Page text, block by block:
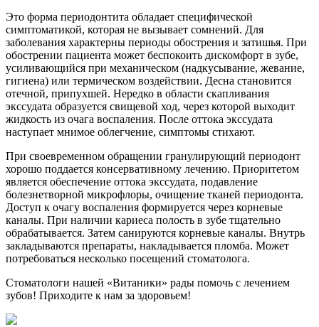
Это форма периодонтита обладает специфической
симптоматикой, которая не вызывает сомнений. Для
заболевания характерны периоды обострения и затишья. При
обострении пациента может беспокоить дискомфорт в зубе,
усиливающийся при механическом (надкусывание, жевание,
гигиена) или термическом воздействии. Десна становится
отечной, припухшей. Нередко в области скапливания
экссудата образуется свищевой ход, через которой выходит
жидкость из очага воспаления. После оттока экссудата
наступает мнимое облегчение, симптомы стихают.
При своевременном обращении гранулирующий периодонт
хорошо поддается консервативному лечению. Приоритетом
является обеспечение оттока экссудата, подавление
болезнетворной микрофлоры, очищение тканей периодонта.
Доступ к очагу воспаления формируется через корневые
каналы. При наличии кариеса полость в зубе тщательно
обрабатывается. Затем санируются корневые каналы. Внутрь
закладываются препараты, накладывается пломба. Может
потребоваться несколько посещений стоматолога.
Стоматологи нашей «Витаники» рады помочь с лечением
зубов! Приходите к нам за здоровьем!